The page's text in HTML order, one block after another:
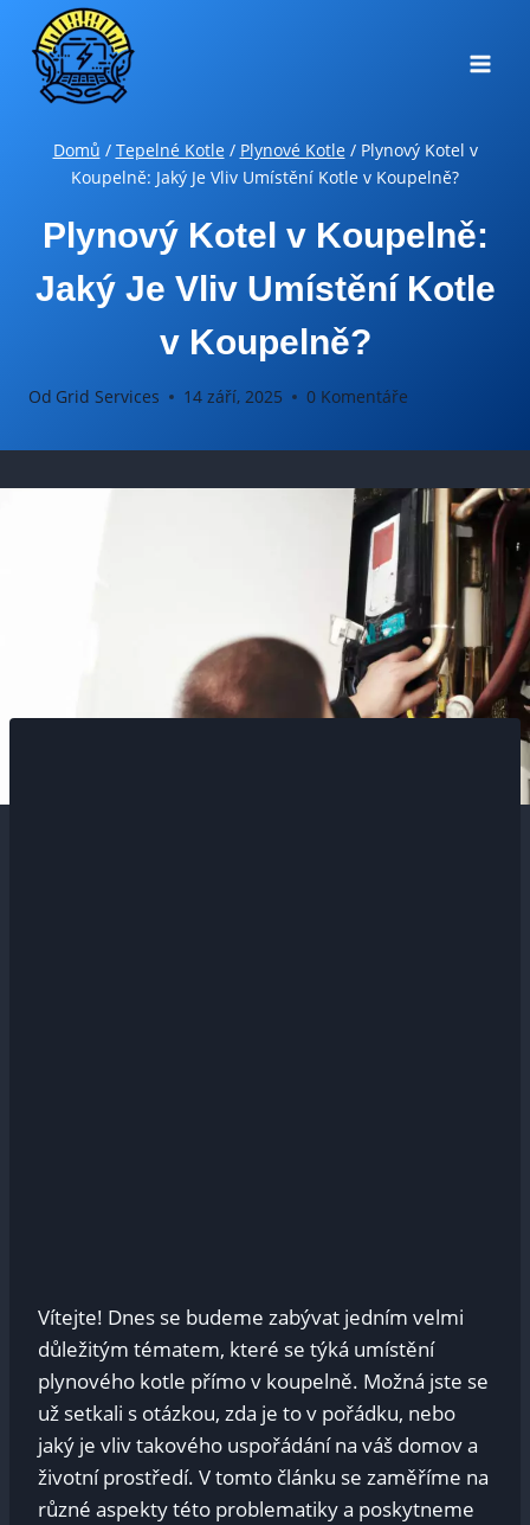
Přeskočit
obsah
Domů / Tepelné Kotle / Plynové Kotle / Plynový Kotel v
Koupelně: Jaký Je Vliv Umístění Kotle v Koupelně?
Plynový Kotel v Koupelně:
Jaký Je Vliv Umístění Kotle
v Koupelně?
Od Grid Services 14 září, 2025 0 Komentáře
Vítejte! Dnes se budeme zabývat jedním velmi
důležitým tématem, které se týká umístění
plynového kotle přímo v koupelně. Možná jste se
už setkali s otázkou, zda je to v pořádku, nebo
jaký je vliv takového uspořádání na váš domov a
životní prostředí. V tomto článku se zaměříme na
různé aspekty této problematiky a poskytneme